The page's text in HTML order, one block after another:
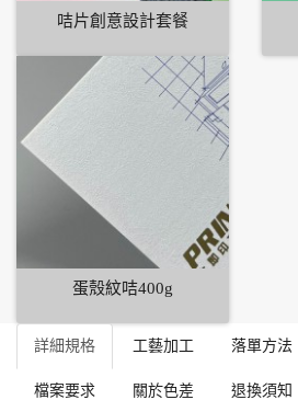
咭片創意設計套餐
蛋殼紋咭400g
詳細規格 工藝加工 落單方法
檔案要求 關於色差 退換須知